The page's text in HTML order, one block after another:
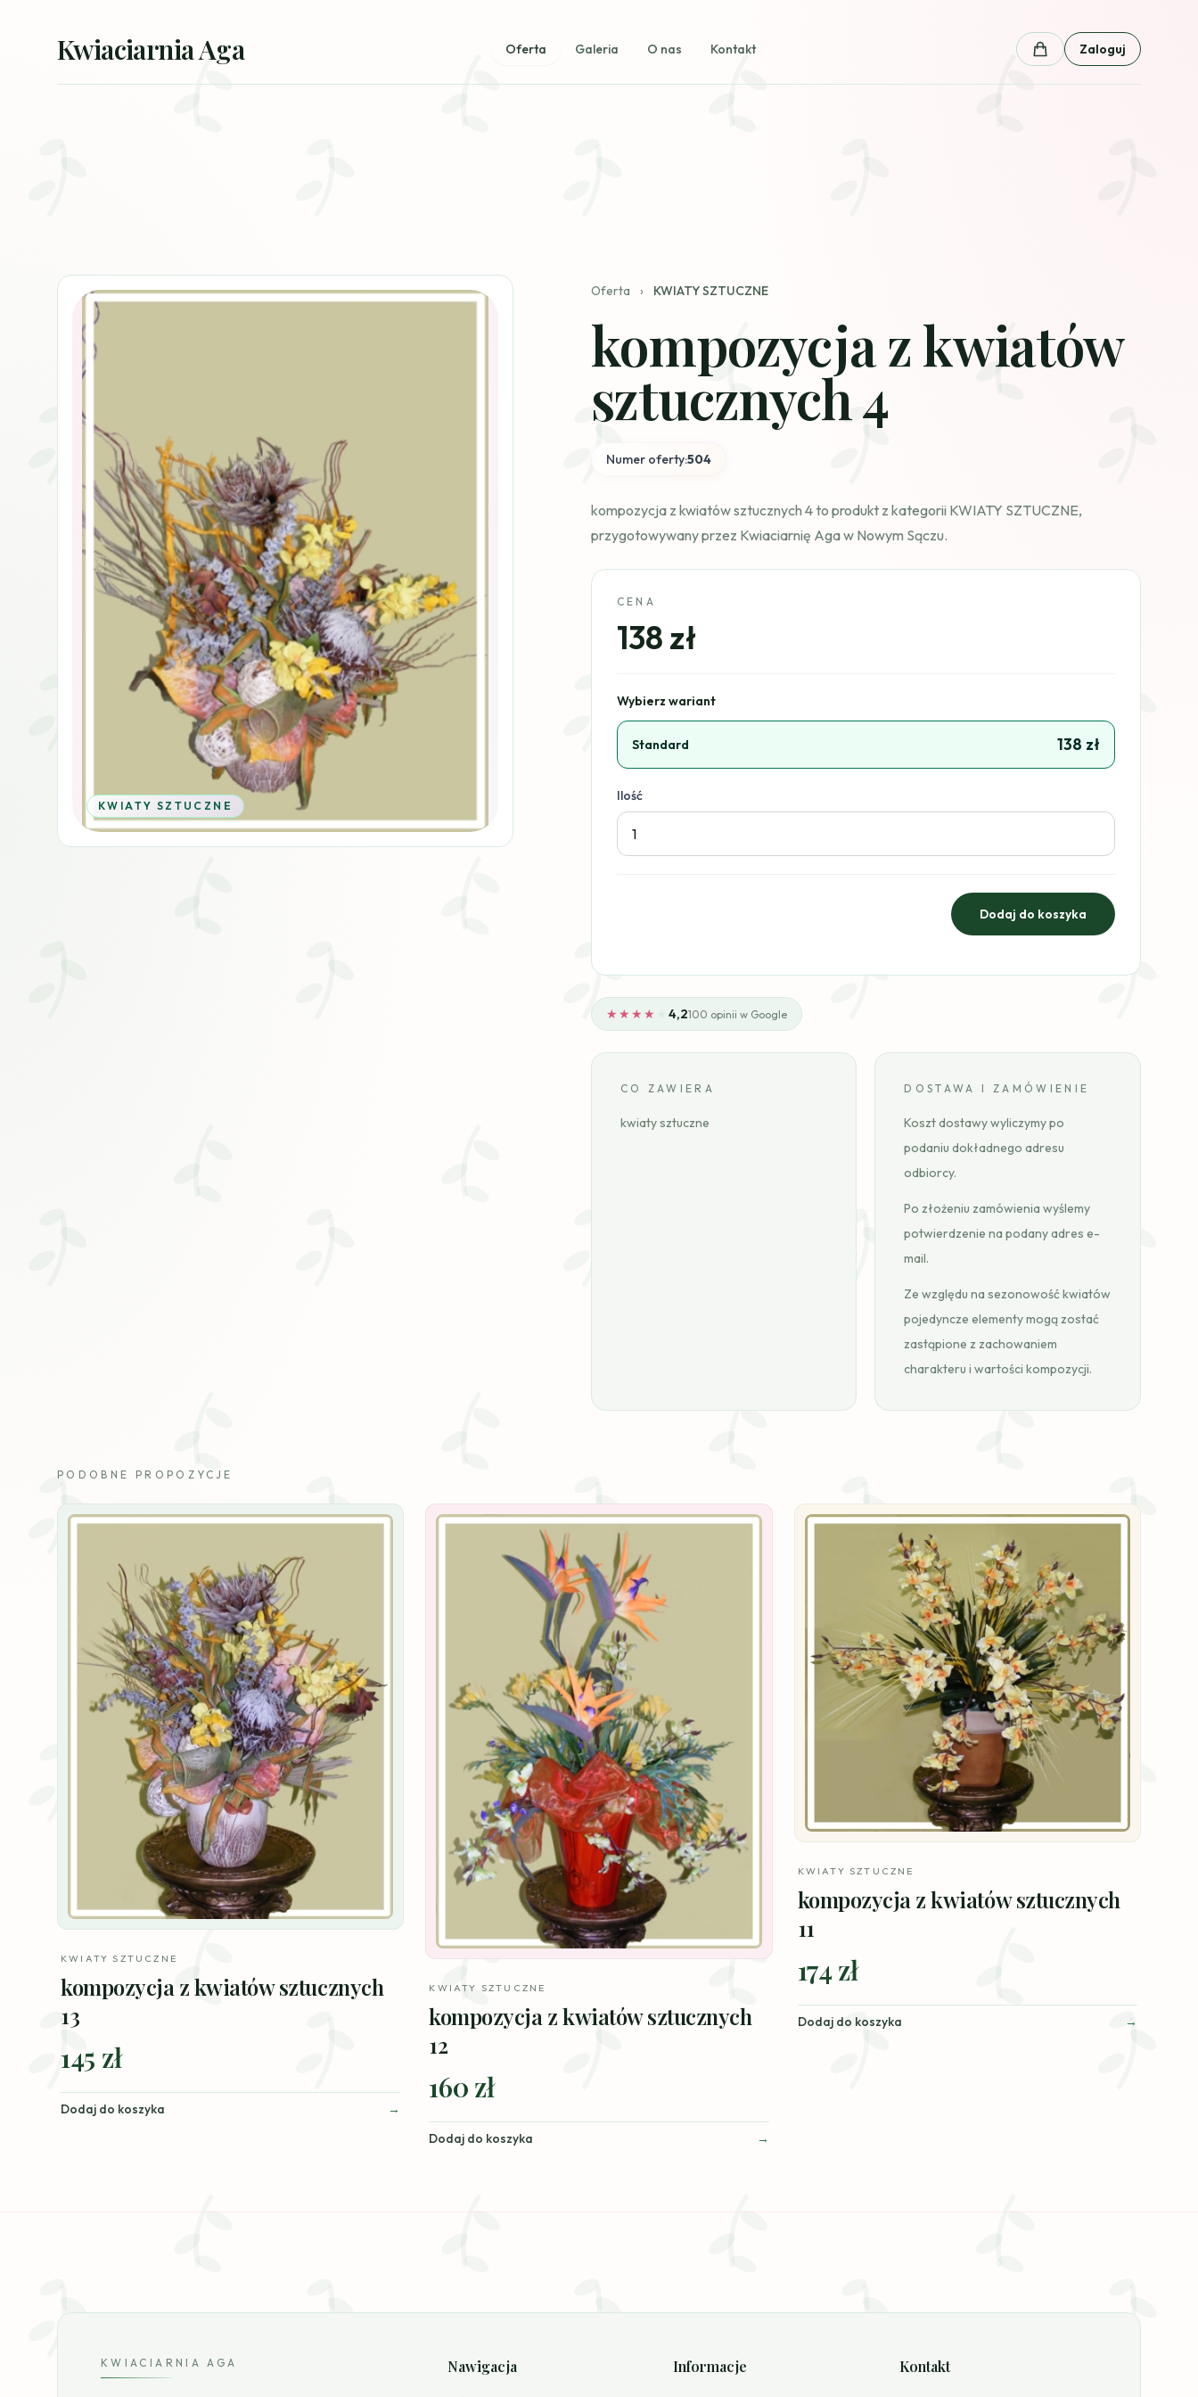
Kwiaciarnia Aga Oferta Galeria O nas Kontakt Koszyk Zaloguj
KWIATY SZTUCZNE
Oferta › KWIATY SZTUCZNE
kompozycja z kwiatów
sztucznych 4
Numer oferty:504
kompozycja z kwiatów sztucznych 4 to produkt z kategorii KWIATY SZTUCZNE,
przygotowywany przez Kwiaciarnię Aga w Nowym Sączu.
CENA
138 zł
Wybierz wariant
Standard 138 zł
Ilość
★★★★ ★4,2100 opinii w Google
CO ZAWIERA
kwiaty sztuczne
DOSTAWA I ZAMÓWIENIE
Koszt dostawy wyliczymy po
podaniu dokładnego adresu
odbiorcy.
Po złożeniu zamówienia wyślemy
potwierdzenie na podany adres e-
mail.
Ze względu na sezonowość kwiatów
pojedyncze elementy mogą zostać
zastąpione z zachowaniem
charakteru i wartości kompozycji.
PODOBNE PROPOZYCJE
KWIATY SZTUCZNE
kompozycja z kwiatów sztucznych
13
145 zł
Dodaj do koszyka
KWIATY SZTUCZNE
kompozycja z kwiatów sztucznych
12
160 zł
Dodaj do koszyka
KWIATY SZTUCZNE
kompozycja z kwiatów sztucznych
11
174 zł
Dodaj do koszyka
KWIACIARNIA AGA Nawigacja Informacje Kontakt